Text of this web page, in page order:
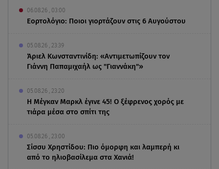
06.08.26 , 03:00
Εορτολόγιο: Ποιοι γιορτάζουν στις 6 Αυγούστου
05.08.26 , 23:39
Άριελ Κωνσταντινίδη: «Αντιμετωπίζουν τον
Γιάννη Παπαμιχαήλ ως "Γιαννάκη"»
05.08.26 , 23:20
Η Μέγκαν Μαρκλ έγινε 45! Ο ξέφρενος χορός με
τιάρα μέσα στο σπίτι της
05.08.26 , 23:00
Σίσσυ Χρηστίδου: Πιο όμορφη και λαμπερή κι
από το ηλιοβασίλεμα στα Χανιά!